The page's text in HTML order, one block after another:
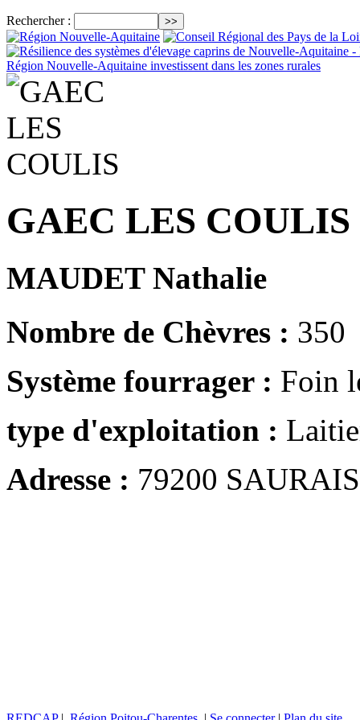
Rechercher :
GAEC LES COULIS
MAUDET Nathalie
Nombre de Chèvres : 350
Système fourrager : Foin
type d'exploitation :
Adresse : 79200 SAURAIS